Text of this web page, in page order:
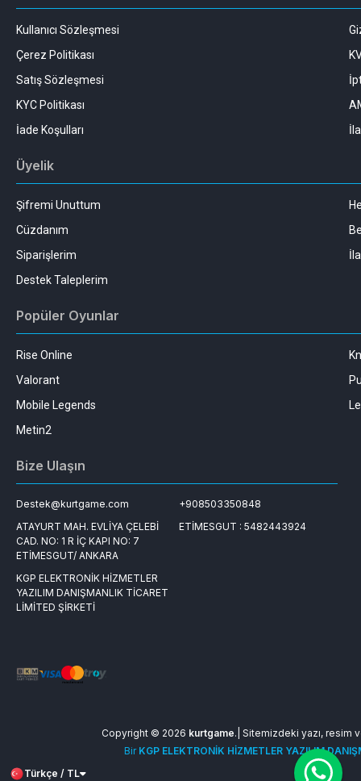
Kullanıcı Sözleşmesi
Çerez Politikası
Satış Sözleşmesi
KYC Politikası
İade Koşulları
Üyelik
Şifremi Unuttum
Cüzdanım
Siparişlerim
Destek Taleplerim
Popüler Oyunlar
Rise Online
Valorant
Mobile Legends
Metin2
Bize Ulaşın
Destek@kurtgame.com
+908503350848
ATAYURT MAH. EVLİYA ÇELEBİ
CAD. NO: 1 R İÇ KAPI NO: 7
ETİMESGUT/ ANKARA
ETİMESGUT : 5482443924
KGP ELEKTRONİK HİZMETLER
YAZILIM DANIŞMANLIK TİCARET
LİMİTED ŞİRKETİ
Copyright © 2026 kurtgame.| Sitemizdeki yazı, resim
Bir KGP ELEKTRONİK HİZMETLER YAZILIM
Türkçe / TL